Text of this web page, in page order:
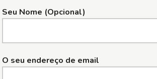
Seu Nome (Opcional)
O seu endereço de email